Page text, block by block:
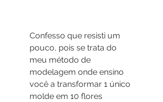
Confesso que resisti um
pouco, pois se trata do
meu método de
modelagem onde ensino
você a transformar 1 único
molde em 10 flores